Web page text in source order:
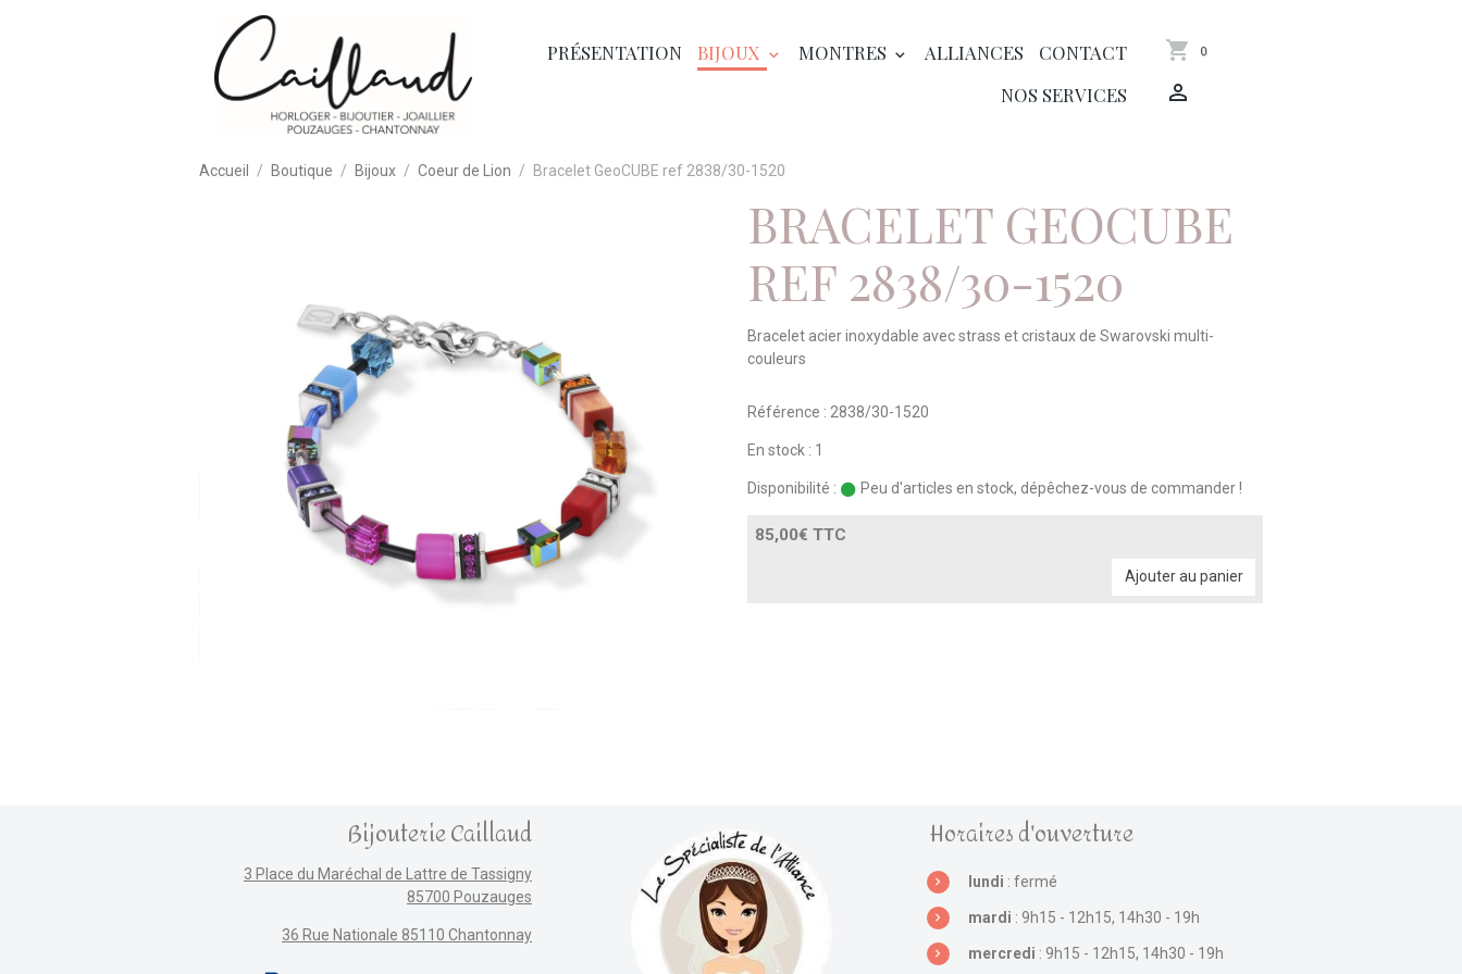
PRÉSENTATION BIJOUX MONTRES ALLIANCES
CONTACT
NOS SERVICES
0
Accueil Boutique Bijoux Coeur de Lion Bracelet GeoCUBE ref 2838/30-1520
BRACELET GEOCUBE
REF 2838/30-1520
Bracelet acier inoxydable avec strass et cristaux de Swarovski multi-
couleurs
Référence : 2838/30-1520
En stock : 1
Disponibilité : Peu d'articles en stock, dépêchez-vous de commander !
85,00€ TTC
Ajouter au panier
Bijouterie Caillaud
3 Place du Maréchal de Lattre de Tassigny
85700 Pouzauges
36 Rue Nationale 85110 Chantonnay
Horaires d'ouverture
lundi : fermé
mardi : 9h15 - 12h15, 14h30 - 19h
mercredi : 9h15 - 12h15, 14h30 - 19h